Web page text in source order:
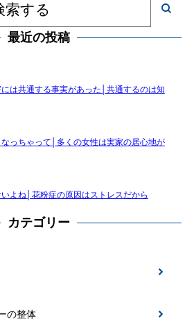
最近の投稿
は共通する事実があった│共通するのは知
っちゃって│多くの女性は実家の居心地が
よね│花粉症の原因はストレスだから
カテゴリー
の整体